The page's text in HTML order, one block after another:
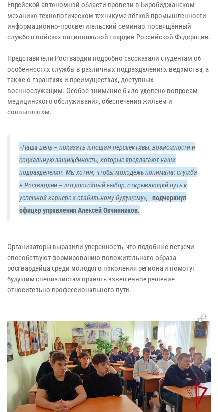
Еврейской автономной области провели в Биробиджанском
механико-технологическом техникуме лёгкой промышленности
информационно-просветительский семинар, посвящённый
службе в войсках национальной гвардии Российской Федерации.
Представители Росгвардии подробно рассказали студентам об
особенностях службы в различных подразделениях ведомства, а
также о гарантиях и преимуществах, доступных
военнослужащим. Особое внимание было уделено вопросам
медицинского обслуживания, обеспечения жильём и
соцвыплатам.
«Наша цель – показать юношам перспективы, возможности и
социальную защищённость, которые предлагают наши
подразделения. Мы хотим, чтобы молодёжь понимала: служба
в Росгвардии – это достойный выбор, открывающий путь к
успешной карьере и стабильному будущему», -подчеркнул
офицер управления Алексей Овчинников.
Организаторы выразили уверенность, что подобные встречи
способствуют формированию положительного образа
росгвардейца среди молодого поколения региона и помогут
будущим специалистам принять взвешенное решение
относительно профессионального пути.